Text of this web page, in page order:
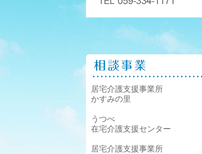
居宅介護支援事業所
かすみの里
うつべ
在宅介護支援センター
居宅介護支援事業所